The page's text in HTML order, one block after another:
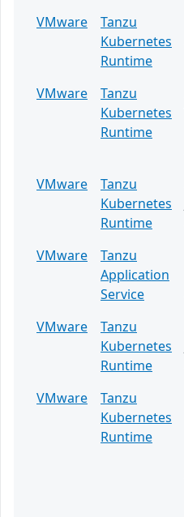
VMware
Tanzu
Kubernetes
Runtime
VMware
Tanzu
Kubernetes
Runtime
VMware
Tanzu
Kubernetes
Runtime
VMware
Tanzu
Application
Service
VMware
Tanzu
Kubernetes
Runtime
VMware
Tanzu
Kubernetes
Runtime